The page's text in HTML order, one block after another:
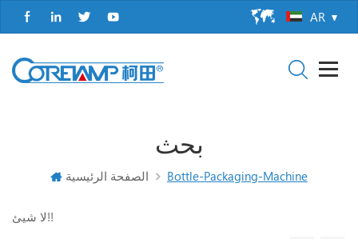
AR
بحث
الصفحة الرئيسية Bottle-Packaging-Machine
لا شيئ!!